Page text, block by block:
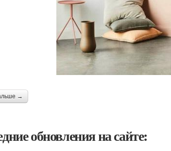
→
обновления на сайте: